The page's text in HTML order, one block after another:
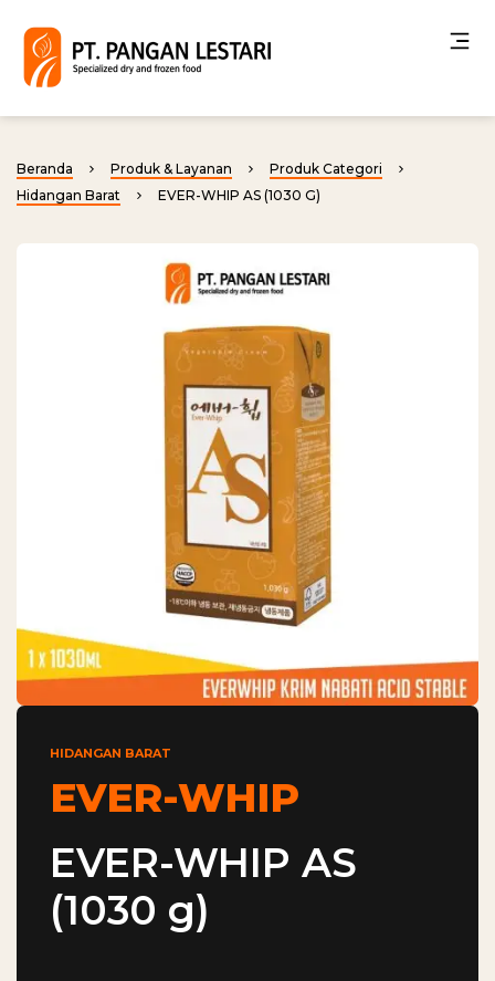
Beranda Produk & Layanan
Produk Categori
Hidangan Barat
EVER-WHIP AS (1030 G)
HIDANGAN BARAT
EVER-WHIP
EVER-WHIP AS
(1030 g)